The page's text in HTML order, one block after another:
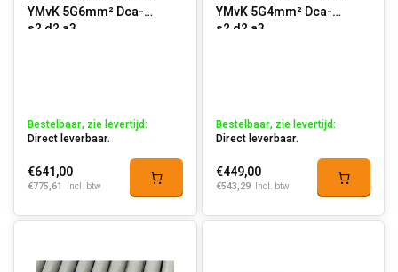
YMvK 5G6mm² Dca-
s2,d2,a3
Bestelbaar, zie levertijd:
Direct leverbaar.
€641,00
€775,61 Incl. btw
YMvK 5G4mm² Dca-
s2,d2,a3
Bestelbaar, zie levertijd:
Direct leverbaar.
€449,00
€543,29 Incl. btw